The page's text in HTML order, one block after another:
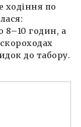
ходіння по
8–10 годин, а
до табору.